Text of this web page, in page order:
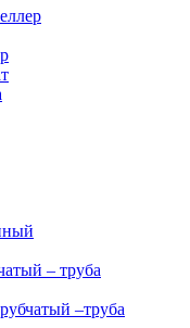
– труба
–труба